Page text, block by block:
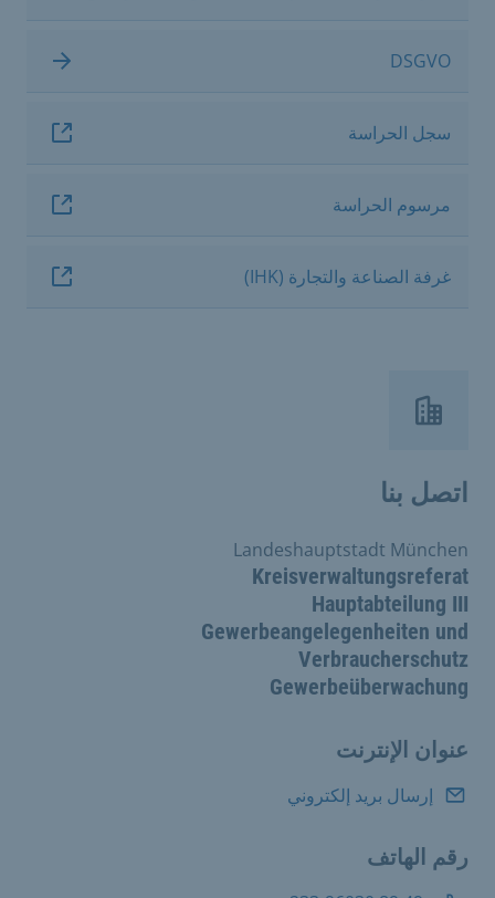
DSGVO
سجل الحراسة
مرسوم الحراسة
غرفة الصناعة والتجارة (IHK)
اتصل بنا
Kreisverwaltungsreferat
Hauptabteilung III
Gewerbeangelegenheiten und
Verbraucherschutz
Gewerbeüberwachung
Landeshauptstadt München
عنوان الإنترنت
إرسال بريد إلكتروني
رقم الهاتف